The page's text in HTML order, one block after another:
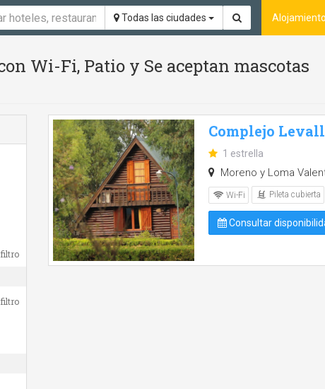
Todas las ciudades Alojamiento
Wi-Fi, Patio y Se aceptan mascotas
Complejo
1 estrella
Moreno y Loma
Wi-Fi Pileta cubierta
Consultar